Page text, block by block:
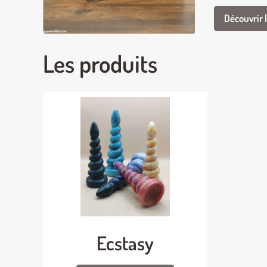
Découvrir
Les produits
Ecstasy